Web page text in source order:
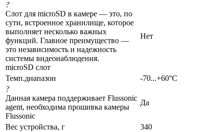
?
Слот для microSD в камере — это, по
сути, встроенное хранилище, которое
выполняет несколько важных
функций. Главное преимущество —
это независимость и надежность
системы видеонаблюдения.
microSD слот
Нет
Темп.диапазон
-70...+60°С
?
Данная камера поддерживает Flussonic
agent, необходима прошивка камеры
Flussonic
Да
Вес устройства, г
340